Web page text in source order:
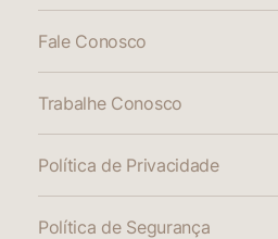
Fale Conosco
Trabalhe Conosco
Política de Privacidade
Política de Segurança